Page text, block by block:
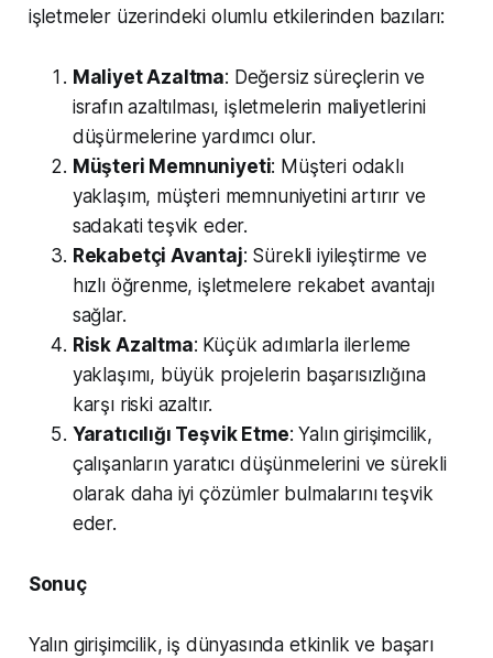
işletmeler üzerindeki olumlu etkilerinden bazıları:
Maliyet Azaltma: Değersiz süreçlerin ve
israfın azaltılması, işletmelerin maliyetlerini
düşürmelerine yardımcı olur.
Müşteri Memnuniyeti: Müşteri odaklı
yaklaşım, müşteri memnuniyetini artırır ve
sadakati teşvik eder.
Rekabetçi Avantaj: Sürekli iyileştirme ve
hızlı öğrenme, işletmelere rekabet avantajı
sağlar.
Risk Azaltma: Küçük adımlarla ilerleme
yaklaşımı, büyük projelerin başarısızlığına
karşı riski azaltır.
Yaratıcılığı Teşvik Etme: Yalın girişimcilik,
çalışanların yaratıcı düşünmelerini ve sürekli
olarak daha iyi çözümler bulmalarını teşvik
eder.
Sonuç
Yalın girişimcilik, iş dünyasında etkinlik ve başarı